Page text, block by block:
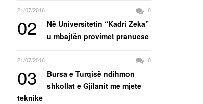
21/07/2016 0
02
Në Universitetin “Kadri Zeka”
u mbajtën provimet pranuese
21/07/2016 0
03
Bursa e Turqisë ndihmon
shkollat e Gjilanit me mjete
teknike